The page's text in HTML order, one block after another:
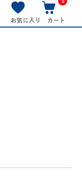
お気に入り カート